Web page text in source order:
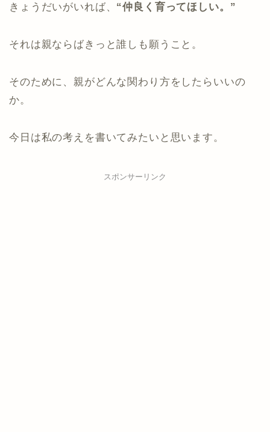
きょうだいがいれば、 “仲良く育ってほしい。”
それは親ならばきっと誰しも願うこと。
そのために、親がどんな関わり方をしたらいいの
か。
今日は私の考えを書いてみたいと思います。
スポンサーリンク